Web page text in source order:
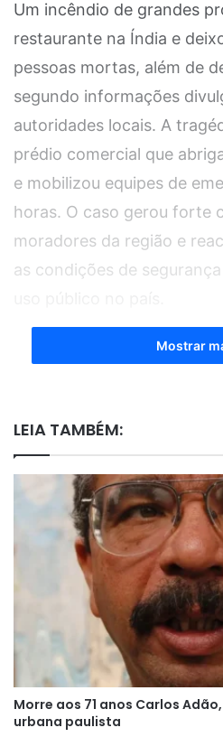
Um incêndio de grandes
restaurante na Índia e
pessoas mortas, além de
segundo informações
autoridades locais. A
prédio comercial que
e mobilizou equipes de
horas. O caso gerou forte
moradores da região e
as condições de
Mostrar
LEIA TAMBÉM:
Morre aos 71 anos Carlos
urbana paulista